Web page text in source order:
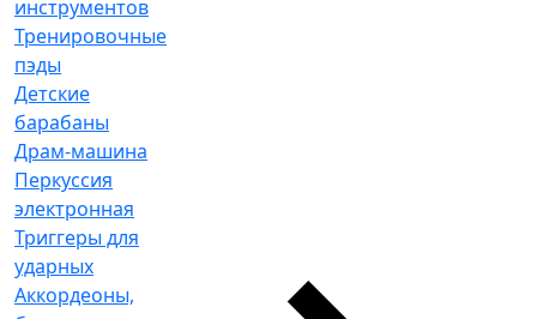
инструментов
Тренировочные
пэды
Детские
барабаны
Драм-машина
Перкуссия
электронная
Триггеры для
ударных
Аккордеоны,